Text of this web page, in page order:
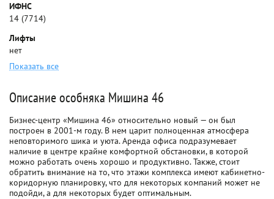
ИФНС
14 (7714)
Лифты
нет
Показать все
Описание особняка Мишина 46
Бизнес-центр «Мишина 46» относительно новый — он был
построен в 2001-м году. В нем царит полноценная атмосфера
неповторимого шика и уюта. Аренда офиса подразумевает
наличие в центре крайне комфортной обстановки, в которой
можно работать очень хорошо и продуктивно. Также, стоит
обратить внимание на то, что этажи комплекса имеют кабинетно-
коридорную планировку, что для некоторых компаний может не
подойди, а для некоторых будет оптимальным.